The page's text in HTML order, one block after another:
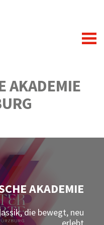
AKADEMIE
AKADEMIE
die bewegt, neu